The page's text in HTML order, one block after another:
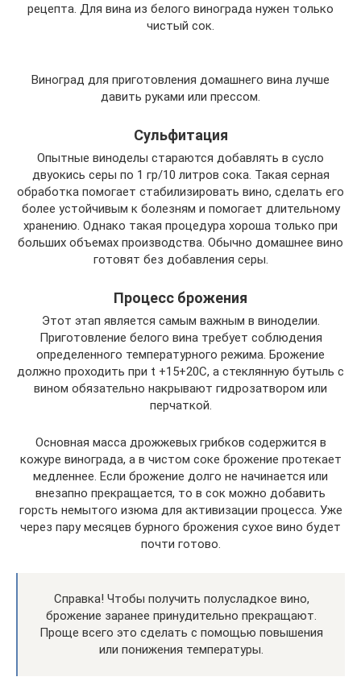
рецепта. Для вина из белого винограда нужен только
чистый сок.
Виноград для приготовления домашнего вина лучше
давить руками или прессом.
Сульфитация
Опытные виноделы стараются добавлять в сусло
двуокись серы по 1 гр/10 литров сока. Такая серная
обработка помогает стабилизировать вино, сделать его
более устойчивым к болезням и помогает длительному
хранению. Однако такая процедура хороша только при
больших объемах производства. Обычно домашнее вино
готовят без добавления серы.
Процесс брожения
Этот этап является самым важным в виноделии.
Приготовление белого вина требует соблюдения
определенного температурного режима. Брожение
должно проходить при t +15+20С, а стеклянную бутыль с
вином обязательно накрывают гидрозатвором или
перчаткой.
Основная масса дрожжевых грибков содержится в
кожуре винограда, а в чистом соке брожение протекает
медленнее. Если брожение долго не начинается или
внезапно прекращается, то в сок можно добавить
горсть немытого изюма для активизации процесса. Уже
через пару месяцев бурного брожения сухое вино будет
почти готово.
Справка! Чтобы получить полусладкое вино,
брожение заранее принудительно прекращают.
Проще всего это сделать с помощью повышения
или понижения температуры.